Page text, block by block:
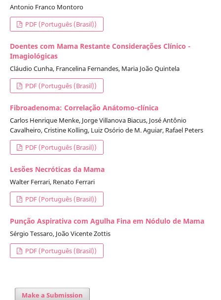
Antonio Franco Montoro
PDF (Português (Brasil))
Doentes com Mama Restante Considerações Clínico -
Imagiológicas
Cláudio Cunha, Francelina Fernandes, Maria João Quintela
PDF (Português (Brasil))
Fibroadenoma: Correlação Anátomo-clínica
Carlos Henrique Menke, Jorge Villanova Biacus, José Antônio
Cavalheiro, Cristine Kolling, Luiz Osório de M. Aguiar, Rafael Peters
PDF (Português (Brasil))
Lesões Necróticas da Mama
Walter Ferrari, Renato Ferrari
PDF (Português (Brasil))
Punção Aspirativa com Agulha Fina em Nódulo de Mama
Sérgio Tessaro, João Vicente Zottis
PDF (Português (Brasil))
Make a Submission